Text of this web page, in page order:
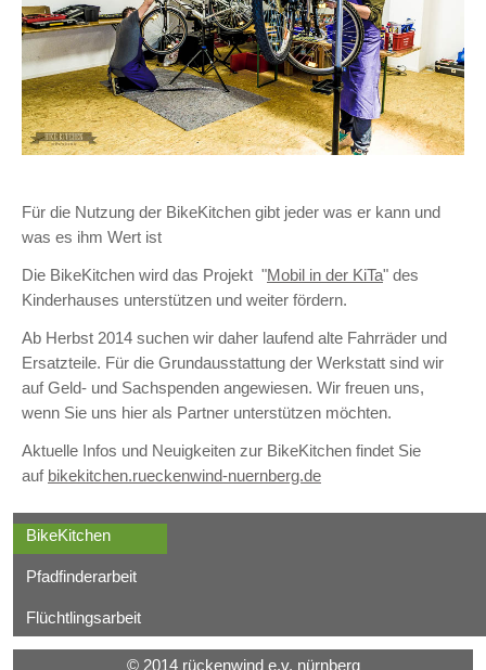
Für die Nutzung der BikeKitchen gibt jeder was er kann und
was es ihm Wert ist
Die BikeKitchen wird das Projekt "Mobil in der KiTa" des
Kinderhauses unterstützen und weiter fördern.
Ab Herbst 2014 suchen wir daher laufend alte Fahrräder und
Ersatzteile. Für die Grundausstattung der Werkstatt sind wir
auf Geld- und Sachspenden angewiesen. Wir freuen uns,
wenn Sie uns hier als Partner unterstützen möchten.
Aktuelle Infos und Neuigkeiten zur BikeKitchen findet Sie
auf bikekitchen.rueckenwind-nuernberg.de
BikeKitchen
Pfadfinderarbeit
Flüchtlingsarbeit
© 2014 rückenwind e.v. nürnberg